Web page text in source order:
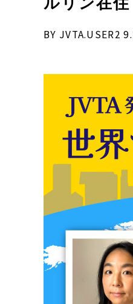
BY JVTA.USER2